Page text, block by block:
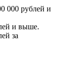
000 рублей и
и выше.
за